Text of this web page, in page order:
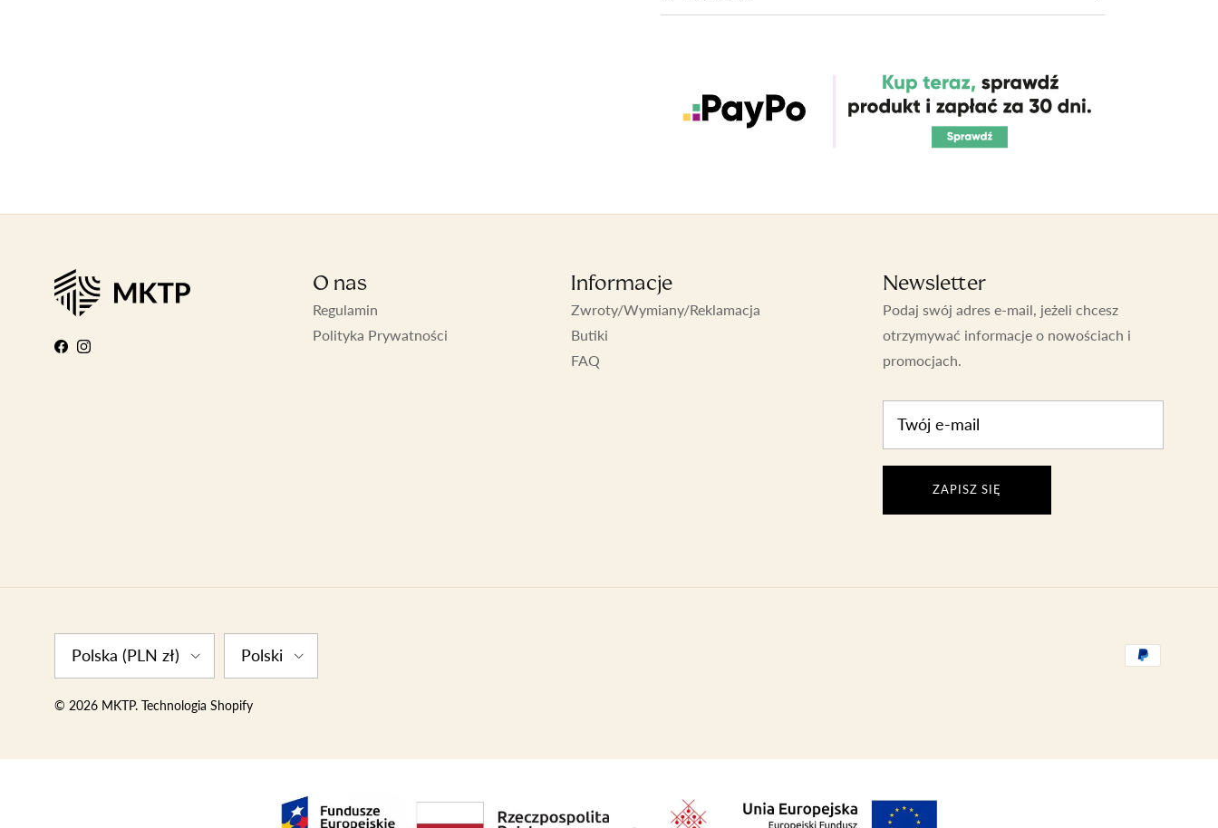
Facebook
Instagram
O nas
Regulamin
Polityka Prywatności
Informacje
Zwroty/Wymiany/Reklamacja
Butiki
FAQ
Newsletter
Podaj swój adres e-mail, jeżeli chcesz
otrzymywać informacje o nowościach i
promocjach.
ZAPISZ SIĘ
Polska (PLN zł) Polski
© 2026 MKTP. Technologia Shopify